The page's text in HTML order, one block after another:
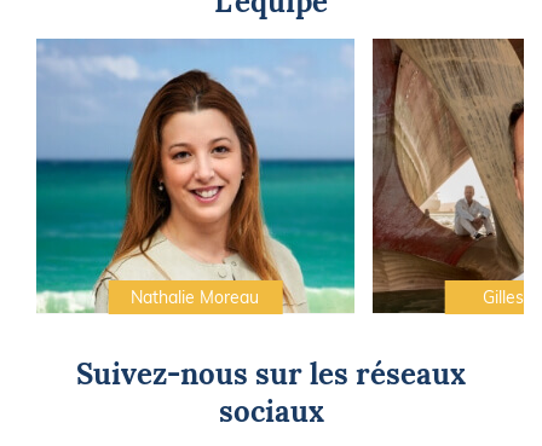
Nathalie Moreau Gilles
Suivez-nous sur les réseaux
sociaux